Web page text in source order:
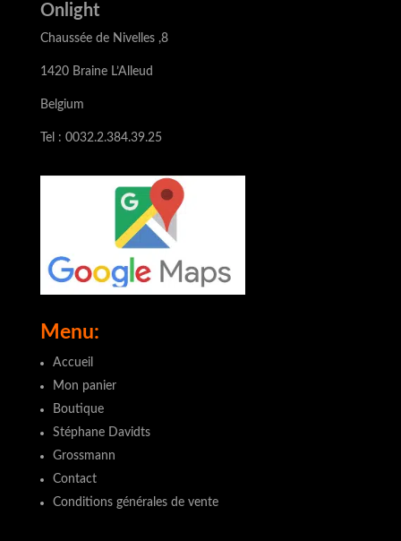
Onlight
Chaussée de Nivelles ,8
1420 Braine L’Alleud
Belgium
Tel : 0032.2.384.39.25
Menu:
Accueil
Mon panier
Boutique
Stéphane Davidts
Grossmann
Contact
Conditions générales de vente